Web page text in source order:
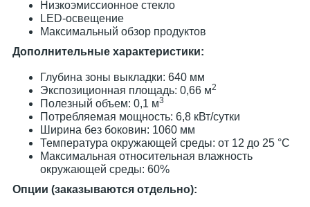
Низкоэмиссионное стекло
LED-освещение
Максимальный обзор продуктов
Дополнительные характеристики:
Глубина зоны выкладки: 640 мм
Экспозиционная площадь: 0,66 м2
Полезный объем: 0,1 м3
Потребляемая мощность: 6,8 кВт/сутки
Ширина без боковин: 1060 мм
Температура окружающей среды: от 12 до 25 °С
Максимальная относительная влажность
окружающей среды: 60%
Опции (заказываются отдельно):